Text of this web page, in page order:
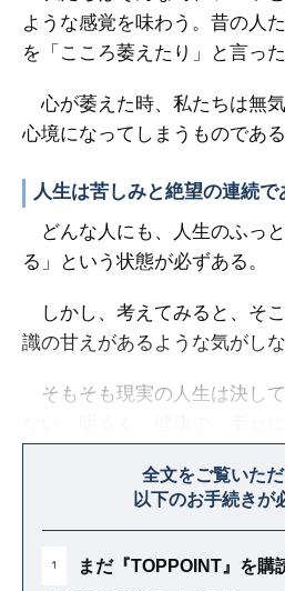
ような感覚を味わう。昔の人
を「こころ萎えたり」と言った
心が萎えた時、私たちは無
心境になってしまうものである
人生は苦しみと絶望の連続で
どんな人にも、人生のふっ
る」という状態が必ずある。
しかし、考えてみると、そ
識の甘えがあるような気がしな
そもそも現実の人生は決し
っていると私は思う。全文をご覧いただ
以下のお手続きが
1
まだ『TOPPOINT』を購